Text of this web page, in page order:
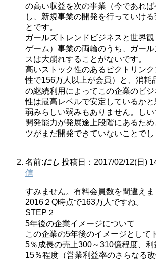
の高い収益を次の事業（今であれ
し、新規事業の開発を行っていけ
とです。
ガールズトレンドビジネスと世界観
ゲーム）事業の両輪のうち、ガー
スは大崩れすることがないです。
高いストック性のあるピクトリン
性で156万人以上が会員）と、消耗
の継続利用によってこの企業のビ
性は最高レベルで安定しているかと
弱みらしい弱みもありません。し
開発能力が発展途上段階にあるた
ツがまだ開発できていないことでし
名前:にし 投稿日：2017/02/12(日)
信
すみません。有料会員数を間違えま
2016２Q時点で163万人ですね。
STEP２
5年後の企業イメージについて
この企業の5年後のイメージとして
5％成長の売上300～310億程度、利
15％程度（営業利益率のさらなる